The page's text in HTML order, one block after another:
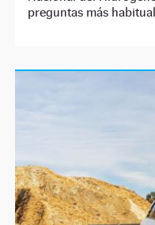
preguntas más